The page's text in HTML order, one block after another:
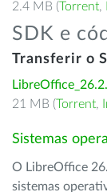
2.4 MB (Torrent,
SDK e
Transferir o
21 MB (Torrent,
Sistemas
O LibreOffice
sistemas